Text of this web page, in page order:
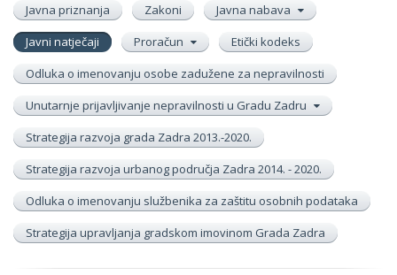
Javna priznanja
Zakoni
Javna nabava
Javni natječaji
Proračun
Etički kodeks
Odluka o imenovanju osobe zadužene za nepravilnosti
Unutarnje prijavljivanje nepravilnosti u Gradu Zadru
Strategija razvoja grada Zadra 2013.-2020.
Strategija razvoja urbanog područja Zadra 2014. - 2020.
Odluka o imenovanju službenika za zaštitu osobnih podataka
Strategija upravljanja gradskom imovinom Grada Zadra